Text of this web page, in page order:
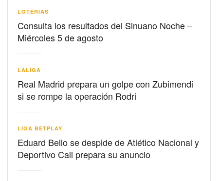
LOTERIAS
Consulta los resultados del Sinuano Noche –
Miércoles 5 de agosto
LALIGA
Real Madrid prepara un golpe con Zubimendi
si se rompe la operación Rodri
LIGA BETPLAY
Eduard Bello se despide de Atlético Nacional y
Deportivo Cali prepara su anuncio